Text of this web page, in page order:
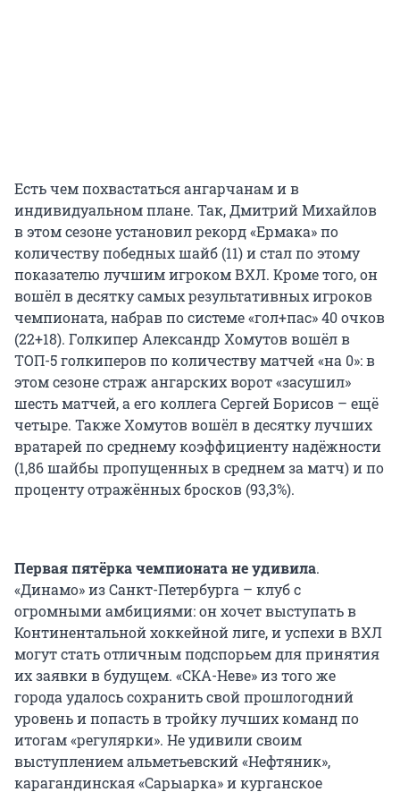
Есть чем похвастаться ангарчанам и в
индивидуальном плане. Так, Дмитрий Михайлов
в этом сезоне установил рекорд «Ермака» по
количеству победных шайб (11) и стал по этому
показателю лучшим игроком ВХЛ. Кроме того, он
вошёл в десятку самых результативных игроков
чемпионата, набрав по системе «гол+пас» 40 очков
(22+18). Голкипер Александр Хомутов вошёл в
ТОП-5 голкиперов по количеству матчей «на 0»: в
этом сезоне страж ангарских ворот «засушил»
шесть матчей, а его коллега Сергей Борисов – ещё
четыре. Также Хомутов вошёл в десятку лучших
вратарей по среднему коэффициенту надёжности
(1,86 шайбы пропущенных в среднем за матч) и по
проценту отражённых бросков (93,3%).
Первая пятёрка чемпионата не удивила.
«Динамо» из Санкт-Петербурга – клуб с
огромными амбициями: он хочет выступать в
Континентальной хоккейной лиге, и успехи в ВХЛ
могут стать отличным подспорьем для принятия
их заявки в будущем. «СКА-Неве» из того же
города удалось сохранить свой прошлогодний
уровень и попасть в тройку лучших команд по
итогам «регулярки». Не удивили своим
выступлением альметьевский «Нефтяник»,
карагандинская «Сарыарка» и курганское